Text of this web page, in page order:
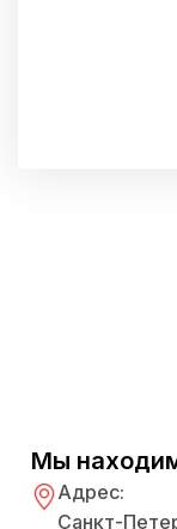
Мы
Адрес:
Санкт-